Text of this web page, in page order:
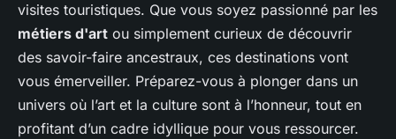
visites touristiques. Que vous soyez passionné par les
métiers d'art ou simplement curieux de découvrir
des savoir-faire ancestraux, ces destinations vont
vous émerveiller. Préparez-vous à plonger dans un
univers où l’art et la culture sont à l’honneur, tout en
profitant d’un cadre idyllique pour vous ressourcer.